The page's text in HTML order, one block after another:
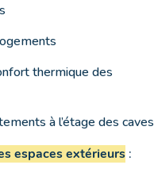
thermique des
à l’étage des caves
espaces extérieurs :